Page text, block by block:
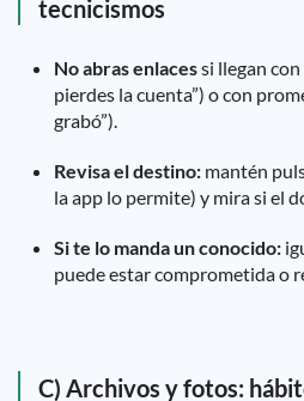
tecnicismos
No abras enlacessi llegan
pierdes la cuenta”) o con
grabó”).
Revisa el destino: mantén
la app lo permite) y mira si el
Si te lo manda un conocido:
puede estar comprometida o
C) Archivos y fotos: